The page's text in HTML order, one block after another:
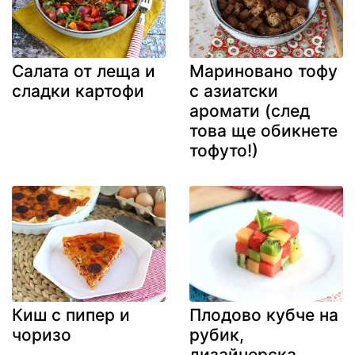
Салата от леща и
сладки картофи
Мариновано тофу
с азиатски
аромати (след
това ще обикнете
тофуто!)
Киш с пипер и
чоризо
Плодово кубче на
рубик,